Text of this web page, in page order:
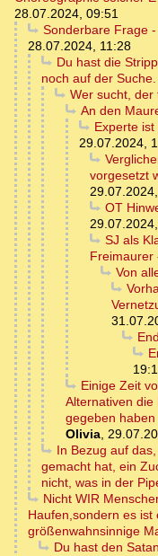
28.07.2024, 09:51
Sonderbare Frage
28.07.2024, 11:28
Du hast die
noch auf der Suche.
Wer sucht, der
An den
Experte
29.07.2024,
vorgesetzt
OT
SJ als
Freimaurer
Von
Einige Zeit
Alternativen die
gegeben
Olivia,
In Bezug auf
gemacht hat, ein
nicht, was in der
Nicht WIR
Haufen,sondern es ist
größenwahnsinnige
Du hast den